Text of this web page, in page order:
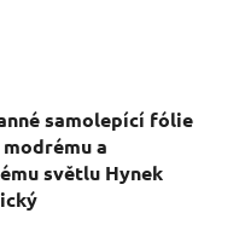
samolepící fólie
a
světlu Hynek